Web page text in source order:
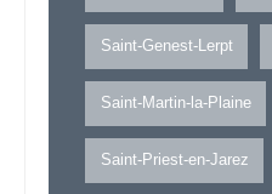
Saint-Genest-Lerpt
Saint-Martin-la-Plaine
Saint-Priest-en-Jarez